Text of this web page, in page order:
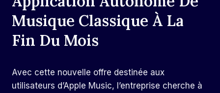
Musique Classique À La
Fin Du Mois
Avec cette nouvelle offre destinée aux
utilisateurs d’Apple Music, l’entreprise cherche à